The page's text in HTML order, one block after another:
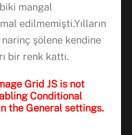
mangal
edilmemişti.Yılların
narinç şölene kendine
bir renk kattı.
Grid JS is not
Conditional
the General settings.
WhatsApp